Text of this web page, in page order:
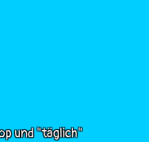
und "täglich"